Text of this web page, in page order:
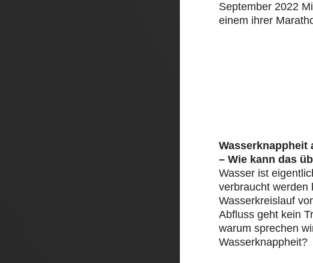
September 2022
einem ihrer
Wasserknappheit
– Wie kann das
Wasser ist
verbraucht werden
Wasserkreislauf
Abfluss geht kein
warum sprechen
Wasserknappheit?